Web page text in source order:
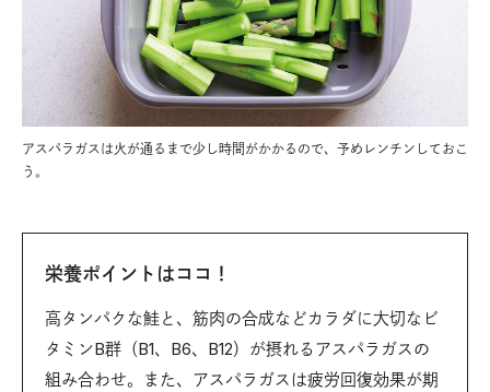
アスパラガスは火が通るまで少し時間がかかるので、予めレンチンしておこ
う。
栄養ポイントはココ！
高タンパクな鮭と、筋肉の合成などカラダに大切なビ
タミンB群（B1、B6、B12）が摂れるアスパラガスの
組み合わせ。また、アスパラガスは疲労回復効果が期